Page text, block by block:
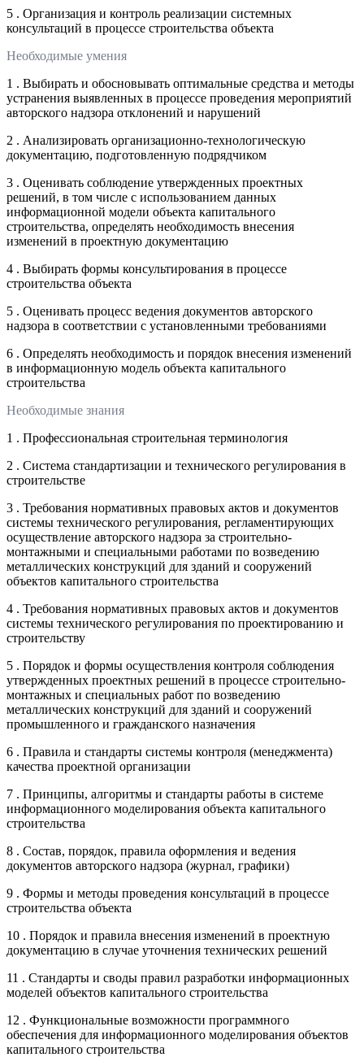
5 . Организация и контроль реализации системных
консультаций в процессе строительства объекта
Необходимые умения
1 . Выбирать и обосновывать оптимальные средства и методы
устранения выявленных в процессе проведения мероприятий
авторского надзора отклонений и нарушений
2 . Анализировать организационно-технологическую
документацию, подготовленную подрядчиком
3 . Оценивать соблюдение утвержденных проектных
решений, в том числе с использованием данных
информационной модели объекта капитального
строительства, определять необходимость внесения
изменений в проектную документацию
4 . Выбирать формы консультирования в процессе
строительства объекта
5 . Оценивать процесс ведения документов авторского
надзора в соответствии с установленными требованиями
6 . Определять необходимость и порядок внесения изменений
в информационную модель объекта капитального
строительства
Необходимые знания
1 . Профессиональная строительная терминология
2 . Система стандартизации и технического регулирования в
строительстве
3 . Требования нормативных правовых актов и документов
системы технического регулирования, регламентирующих
осуществление авторского надзора за строительно-
монтажными и специальными работами по возведению
металлических конструкций для зданий и сооружений
объектов капитального строительства
4 . Требования нормативных правовых актов и документов
системы технического регулирования по проектированию и
строительству
5 . Порядок и формы осуществления контроля соблюдения
утвержденных проектных решений в процессе строительно-
монтажных и специальных работ по возведению
металлических конструкций для зданий и сооружений
промышленного и гражданского назначения
6 . Правила и стандарты системы контроля (менеджмента)
качества проектной организации
7 . Принципы, алгоритмы и стандарты работы в системе
информационного моделирования объекта капитального
строительства
8 . Состав, порядок, правила оформления и ведения
документов авторского надзора (журнал, графики)
9 . Формы и методы проведения консультаций в процессе
строительства объекта
10 . Порядок и правила внесения изменений в проектную
документацию в случае уточнения технических решений
11 . Стандарты и своды правил разработки информационных
моделей объектов капитального строительства
12 . Функциональные возможности программного
обеспечения для информационного моделирования объектов
капитального строительства